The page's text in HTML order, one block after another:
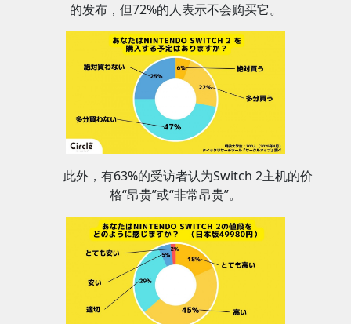
的发布，但72%的人表示不会购买它。
此外，有63%的受访者认为Switch 2主机的价
格“昂贵”或“非常昂贵”。